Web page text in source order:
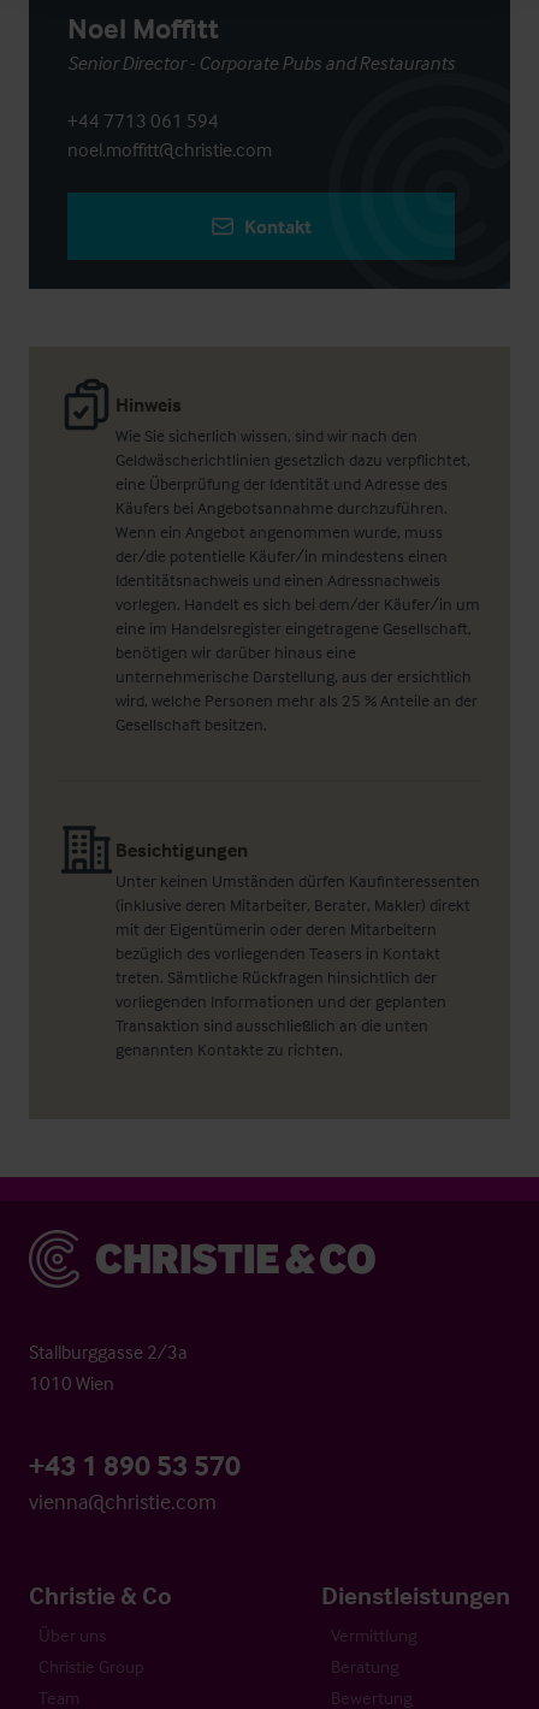
Hinweis
Wie Sie sicherlich wissen, sind wir nach den
Geldwäscherichtlinien gesetzlich dazu verpflichtet,
eine Überprüfung der Identität und Adresse des
Käufers bei Angebotsannahme durchzuführen.
Wenn ein Angebot angenommen wurde, muss
der/die potentielle Käufer/in mindestens einen
Identitätsnachweis und einen Adressnachweis
vorlegen. Handelt es sich bei dem/der Käufer/in um
eine im Handelsregister eingetragene Gesellschaft,
benötigen wir darüber hinaus eine
unternehmerische Darstellung, aus der ersichtlich
wird, welche Personen mehr als 25 % Anteile an der
Gesellschaft besitzen.
Besichtigungen
Unter keinen Umständen dürfen Kaufinteressenten
(inklusive deren Mitarbeiter, Berater, Makler) direkt
mit der Eigentümerin oder deren Mitarbeitern
bezüglich des vorliegenden Teasers in Kontakt
treten. Sämtliche Rückfragen hinsichtlich der
vorliegenden Informationen und der geplanten
Transaktion sind ausschließlich an die unten
genannten Kontakte zu richten.
Noel Moffitt
Senior Director - Corporate Pubs and Restaurants
+44 7713 061 594
noel.moffitt@christie.com
Kontakt
Christie & Co
Stallburggasse 2/3a
1010 Wien
+43 1 890 53 570
vienna@christie.com
Christie & Co
Über uns
Christie Group
Team
Dienstleistungen
Vermittlung
Beratung
Bewertung